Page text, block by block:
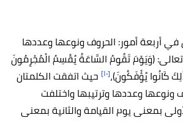
أربعة أمور: الحروف ونوعها وعددها
(وَيَوْمَ تَقُومُ السَّاعَةُ يُقْسِمُ الْمُجْرِمُونَ
كَانُوا يُؤْفَكُونَ)،[١٠]
حيث اتفقت الكلمتان
ونوعها وعددها وترتيبها واختلفت
بمعنى يوم القيامة والثانية بمعنى